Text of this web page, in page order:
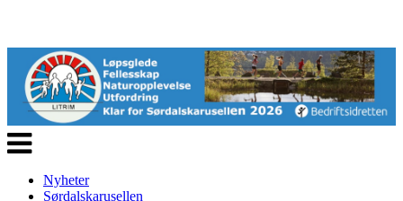
Veksle
navigasjon
Nyheter
Sørdalskarusellen